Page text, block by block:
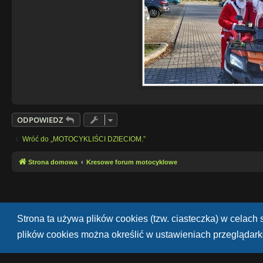
Strona ta używa plików cookies (tzw. ciasteczka) w
plików cookies można określić w ustawieniach
ODPOWIEDZ
Wróć do „MOTOCYKLIŚCI DZIECIOM.”
Strona domowa Kresowe forum motocyklowe